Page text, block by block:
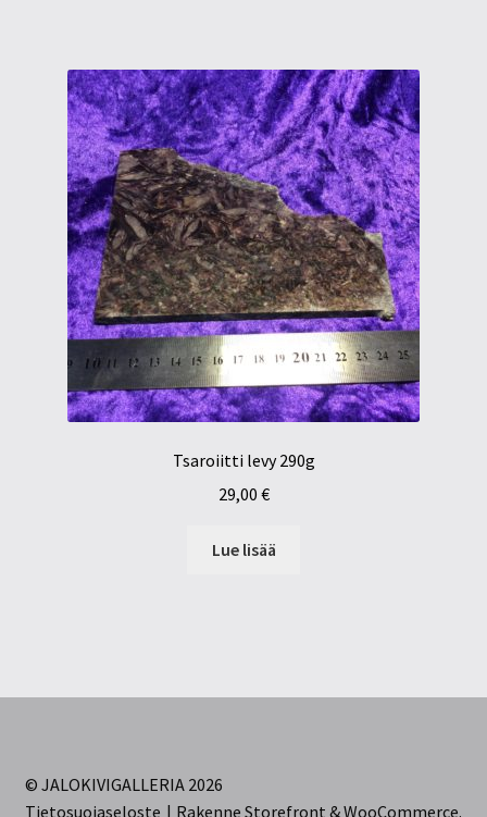
Tsaroiitti levy 290g
29,00 €
Lue lisää
© JALOKIVIGALLERIA 2026
Tietosuojaseloste
Rakenne Storefront & WooCommerce.